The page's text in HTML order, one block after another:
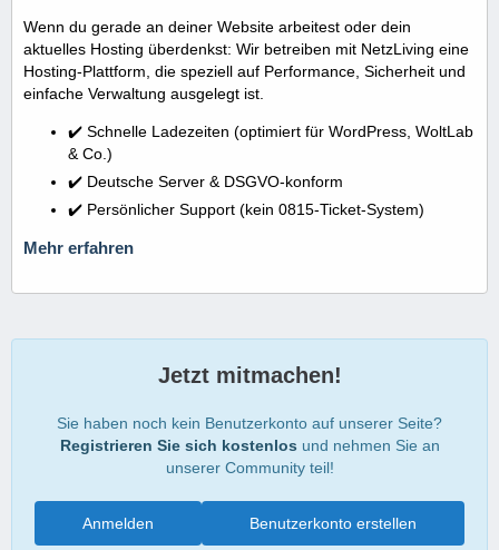
Wenn du gerade an deiner Website arbeitest oder dein
aktuelles Hosting überdenkst: Wir betreiben mit NetzLiving eine
Hosting-Plattform, die speziell auf Performance, Sicherheit und
einfache Verwaltung ausgelegt ist.
✔️ Schnelle Ladezeiten (optimiert für WordPress, WoltLab
& Co.)
✔️ Deutsche Server & DSGVO-konform
✔️ Persönlicher Support (kein 0815-Ticket-System)
Mehr erfahren
Jetzt mitmachen!
Sie haben noch kein Benutzerkonto auf unserer Seite?
Registrieren Sie sich kostenlos und nehmen Sie an
unserer Community teil!
Benutzerkonto erstellen
Anmelden